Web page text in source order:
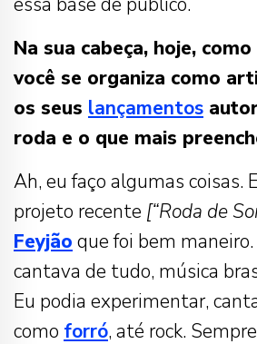
Na sua cabeça, hoje,
você se organiza como
os seus lançamentos
roda e o que mais
Ah, eu faço algumas coisas.
projeto recente [“Roda de
Feyjão que foi bem
cantava de tudo, música
Eu podia experimentar,
como forró, até rock.